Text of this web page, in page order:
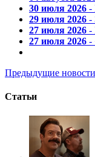
30 июля 2026 -
29 июля 2026 -
27 июля 2026 -
27 июля 2026 -
Предыдущие новости
Статьи